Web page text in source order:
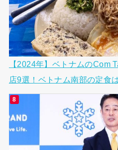
【2024年】ベトナムのCom
店9選！ベトナム南部の定食